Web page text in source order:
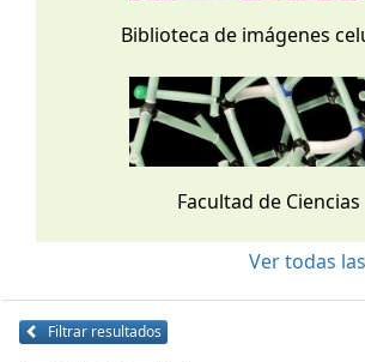
Biblioteca de imágenes
Facultad de Ciencias
Ver todas
Filtrar resultados